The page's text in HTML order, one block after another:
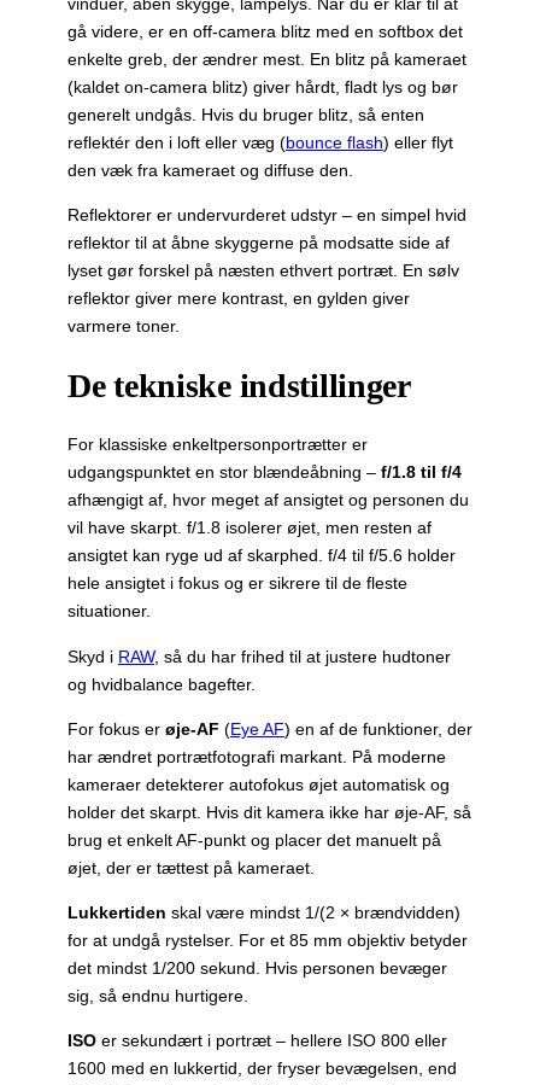
gå videre, er en off-camera blitz med en softbox det
enkelte greb, der ændrer mest. En blitz på kameraet
(kaldet on-camera blitz) giver hårdt, fladt lys og bør
generelt undgås. Hvis du bruger blitz, så enten
reflektér den i loft eller væg (bounce flash) eller flyt
den væk fra kameraet og diffuse den.
Reflektorer er undervurderet udstyr – en simpel hvid
reflektor til at åbne skyggerne på modsatte side af
lyset gør forskel på næsten ethvert portræt. En sølv
reflektor giver mere kontrast, en gylden giver
varmere toner.
De tekniske indstillinger
For klassiske enkeltpersonportrætter er
udgangspunktet en stor blændeåbning – f/1.8 til f/4
afhængigt af, hvor meget af ansigtet og personen du
vil have skarpt. f/1.8 isolerer øjet, men resten af
ansigtet kan ryge ud af skarphed. f/4 til f/5.6 holder
hele ansigtet i fokus og er sikrere til de fleste
situationer.
Skyd i RAW, så du har frihed til at justere hudtoner
og hvidbalance bagefter.
For fokus er øje-AF (Eye AF) en af de funktioner, der
har ændret portrætfotografi markant. På moderne
kameraer detekterer autofokus øjet automatisk og
holder det skarpt. Hvis dit kamera ikke har øje-AF, så
brug et enkelt AF-punkt og placer det manuelt på
øjet, der er tættest på kameraet.
Lukkertiden skal være mindst 1/(2 × brændvidden)
for at undgå rystelser. For et 85 mm objektiv betyder
det mindst 1/200 sekund. Hvis personen bevæger
sig, så endnu hurtigere.
ISO er sekundært i portræt – hellere ISO 800 eller
1600 med en lukkertid, der fryser bevægelsen, end